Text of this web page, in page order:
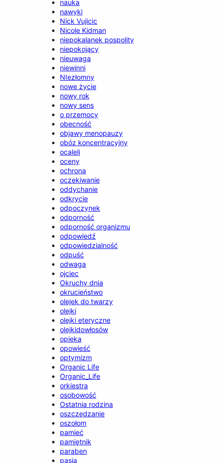
nauka
nawyki
Nick Vujicic
Nicole Kidman
niepokalanek pospolity
niepokojący
nieuwaga
niewinni
NIezłomny
nowe życie
nowy rok
nowy sens
o przemocy
obecność
objawy menopauzy
obóz koncentracyjny
ocaleli
oceny
ochrona
oczekiwanie
oddychanie
odkrycie
odpoczynek
odporność
odporność organizmu
odpowiedź
odpowiedzialność
odpuść
odwaga
ojciec
Okruchy dnia
okrucieństwo
olejek do twarzy
olejki
olejki eteryczne
olejkidowłosów
opieka
opowieść
optymizm
Organic Life
Organic_Life
orkiestra
osobowość
Ostatnia rodzina
oszczędzanie
oszołom
pamieć
pamiętnik
paraben
pasja